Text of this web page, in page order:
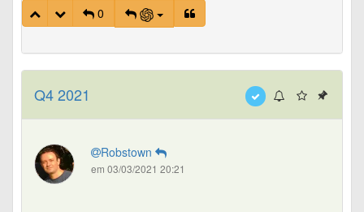
Gasto Médio de R&D e Qualidade = Receita de
Ativos do Segmento R&D e Qualidade
Margem Bruta Contábil das Assinaturas de Software:
Acompanhar a eficiência operacional de entrega da
nuvem pública da empresa. Como as soluções em
estrutural consolidada próxima a 87%
expansão desta métrica garante uma conversão de caixa
extremamente alta.
Assista no Youtube
0
Q4 2021
Robstown
em 03/03/2021 20:21